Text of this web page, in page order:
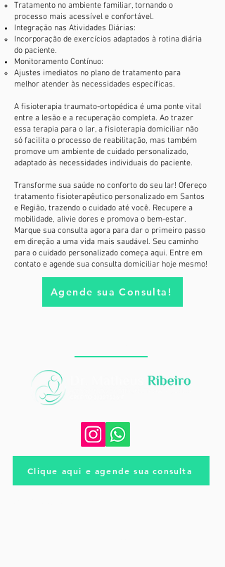
Tratamento no ambiente familiar, tornando o
processo mais acessível e confortável.
Integração nas Atividades Diárias:
Incorporação de exercícios adaptados à rotina diária
do paciente.
Monitoramento Contínuo:
Ajustes imediatos no plano de tratamento para
melhor atender às necessidades específicas.
A fisioterapia traumato-ortopédica é uma ponte vital
entre a lesão e a recuperação completa. Ao trazer
essa terapia para o lar, a fisioterapia domiciliar não
só facilita o processo de reabilitação, mas também
promove um ambiente de cuidado personalizado,
adaptado às necessidades individuais do paciente.
Transforme sua saúde no conforto do seu lar! Ofereço
tratamento fisioterapêutico personalizado em Santos
e Região, trazendo o cuidado até você. Recupere a
mobilidade, alivie dores e promova o bem-estar.
Marque sua consulta agora para dar o primeiro passo
em direção a uma vida mais saudável. Seu caminho
para o cuidado personalizado começa aqui. Entre em
contato e agende sua consulta domiciliar hoje mesmo!
Agende sua Consulta!
Clique aqui e agende sua consulta